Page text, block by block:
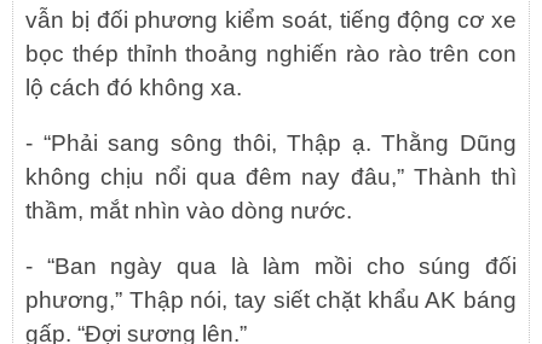
vẫn bị đối phương kiểm soát, tiếng động cơ xe
bọc thép thỉnh thoảng nghiến rào rào trên con
lộ cách đó không xa.
- “Phải sang sông thôi, Thập ạ. Thằng Dũng
không chịu nổi qua đêm nay đâu,” Thành thì
thầm, mắt nhìn vào dòng nước.
- “Ban ngày qua là làm mồi cho súng đối
phương,” Thập nói, tay siết chặt khẩu AK báng
gấp. “Đợi sương lên.”